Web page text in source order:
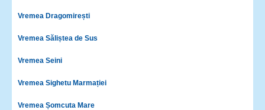
Vremea Dragomirești
Vremea Săliștea de Sus
Vremea Seini
Vremea Sighetu Marmației
Vremea Șomcuta Mare